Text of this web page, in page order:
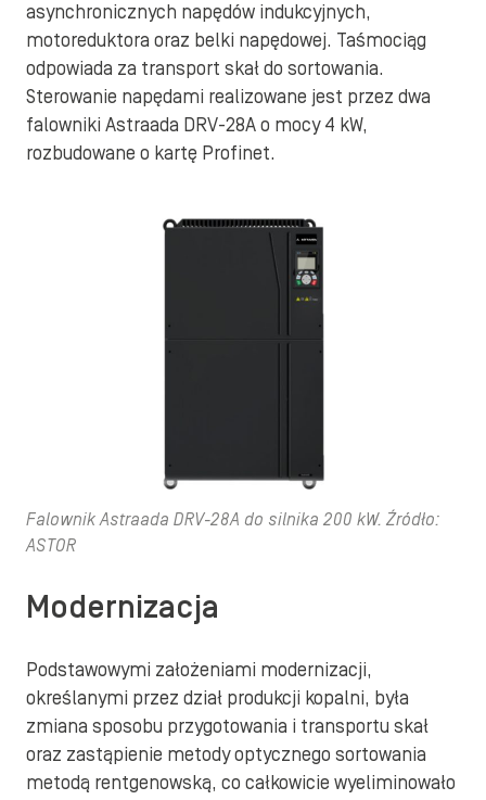
asynchronicznych napędów indukcyjnych,
motoreduktora oraz belki napędowej. Taśmociąg
odpowiada za transport skał do sortowania.
Sterowanie napędami realizowane jest przez dwa
falowniki Astraada DRV-28A o mocy 4 kW,
rozbudowane o kartę Profinet.
Falownik Astraada DRV-28A do silnika 200 kW. Źródło:
ASTOR
Modernizacja
Podstawowymi założeniami modernizacji,
określanymi przez dział produkcji kopalni, była
zmiana sposobu przygotowania i transportu skał
oraz zastąpienie metody optycznego sortowania
metodą rentgenowską, co całkowicie wyeliminowało